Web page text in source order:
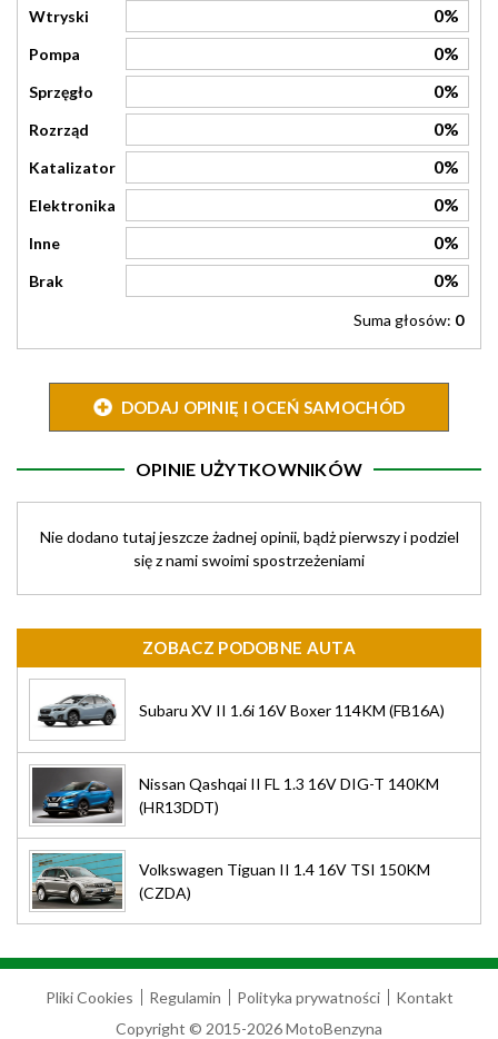
Wtryski 0%
Pompa 0%
Sprzęgło 0%
Rozrząd 0%
Katalizator 0%
Elektronika 0%
Inne 0%
Brak 0%
Suma głosów: 0
DODAJ OPINIĘ I OCEŃ SAMOCHÓD
OPINIE UŻYTKOWNIKÓW
Nie dodano tutaj jeszcze żadnej opinii, bądż pierwszy i podziel
się z nami swoimi spostrzeżeniami
ZOBACZ PODOBNE AUTA
Subaru XV II 1.6i 16V Boxer 114KM (FB16A)
Nissan Qashqai II FL 1.3 16V DIG-T 140KM
(HR13DDT)
Volkswagen Tiguan II 1.4 16V TSI 150KM
(CZDA)
Pliki Cookies Regulamin Polityka prywatności
Kontakt
Copyright © 2015-2026 MotoBenzyna